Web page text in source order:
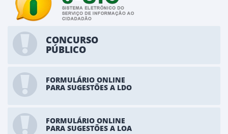
CONCURSO
PÚBLICO
FORMULÁRIO ONLINE
PARA SUGESTÕES A LDO
FORMULÁRIO ONLINE
PARA SUGESTÕES A LOA